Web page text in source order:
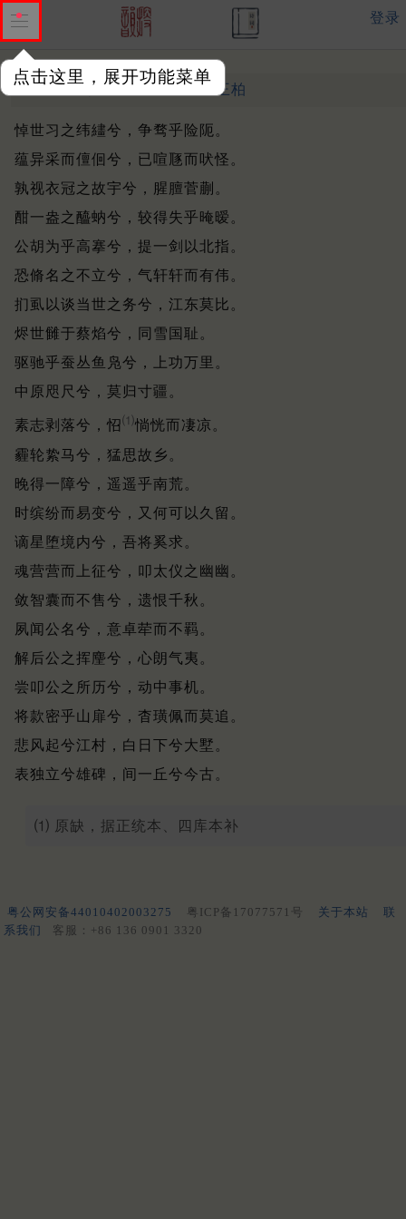
点击这里，展开功能菜单
登录
盛化州挽些 宋末元初 · 王柏
悼世习之纬繣兮，争骛乎险阨。
蕴异采而儃佪兮，已喧豗而吠怪。
孰视衣冠之故宇兮，腥膻菅蒯。
酣一盎之醯蚋兮，较得失乎晻暧。
公胡为乎高搴兮，提一剑以北指。
恐脩名之不立兮，气轩轩而有伟。
扪虱以谈当世之务兮，江东莫比。
烬世雠于蔡焰兮，同雪国耻。
驱驰乎蚕丛鱼凫兮，上功万里。
中原咫尺兮，莫归寸疆。
素志剥落兮，怊⑴惝恍而凄凉。
霾轮絷马兮，猛思故乡。
晚得一障兮，遥遥乎南荒。
时缤纷而易变兮，又何可以久留。
谪星堕境内兮，吾将奚求。
魂营营而上征兮，叩太仪之幽幽。
敛智囊而不售兮，遗恨千秋。
夙闻公名兮，意卓荦而不羁。
解后公之挥麈兮，心朗气夷。
尝叩公之所历兮，动中事机。
将款密乎山扉兮，杳璜佩而莫追。
悲风起兮江村，白日下兮大墅。
表独立兮雄碑，间一丘兮今古。
⑴ 原缺，据正统本、四库本补
粤公网安备44010402003275 粤ICP备17077571号 关于本站
联
系我们
客服：+86 136 0901 3320